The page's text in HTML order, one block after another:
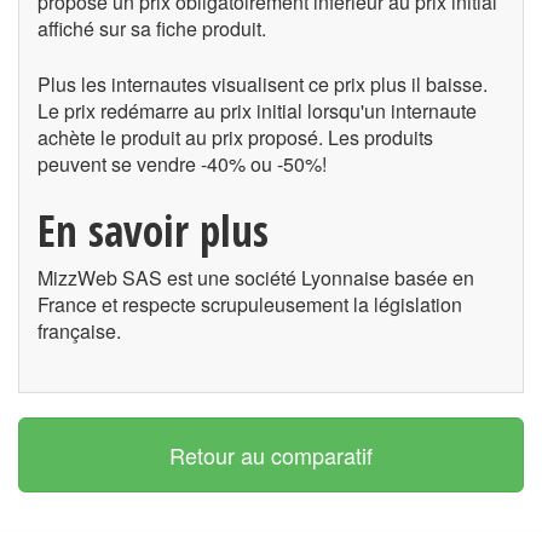
affiché sur sa fiche produit.
Plus les internautes visualisent ce prix plus il baisse.
Le prix redémarre au prix initial lorsqu'un internaute
achète le produit au prix proposé. Les produits
peuvent se vendre -40% ou -50%!
En savoir plus
MizzWeb SAS est une société Lyonnaise basée en
France et respecte scrupuleusement la législation
française.
Retour au comparatif